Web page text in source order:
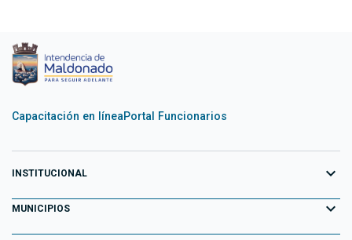
Capacitación en líneaPortal Funcionarios
INSTITUCIONAL expand_more
Equipo de Gobierno
Primeros 100 días
MUNICIPIOS expand_more